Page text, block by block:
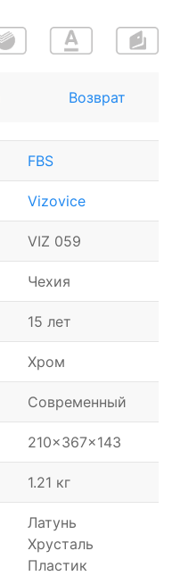
Возврат
FBS
Vizovice
VIZ 059
Чехия
15 лет
Хром
Современный
210x367x143
1.21 кг
Латунь
Хрусталь
Пластик